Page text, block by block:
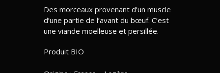
Des morceaux provenant d’un muscle
d’une partie de l’avant du bœuf. C’est
une viande moelleuse et persillée.
Produit BIO